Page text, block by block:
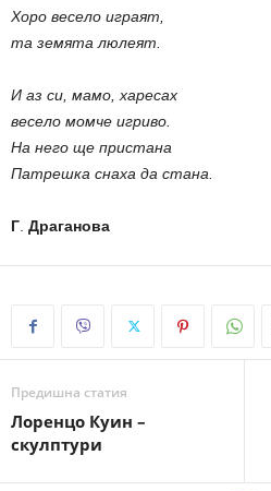
Хоро весело играят,
та земята люлеят.
И аз си, мамо, харесах
весело момче игриво.
На него ще пристана
Патрешка снаха да стана.
Г Драганова
Предишна статия
Лоренцо Куин –
скулптури